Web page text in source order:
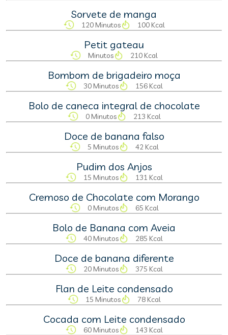
Sorvete de manga
120 Minutos 100 Kcal
Petit gateau
Minutos 210 Kcal
Bombom de brigadeiro moça
30 Minutos 156 Kcal
Bolo de caneca integral de chocolate
0 Minutos 213 Kcal
Doce de banana falso
5 Minutos 42 Kcal
Pudim dos Anjos
15 Minutos 131 Kcal
Cremoso de Chocolate com Morango
0 Minutos 65 Kcal
Bolo de Banana com Aveia
40 Minutos 285 Kcal
Doce de banana diferente
20 Minutos 375 Kcal
Flan de Leite condensado
15 Minutos 78 Kcal
Cocada com Leite condensado
60 Minutos 143 Kcal